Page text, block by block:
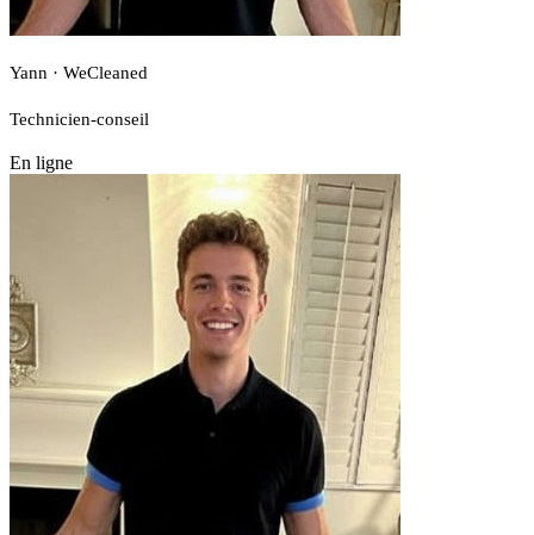
Yann · WeCleaned
Technicien-conseil
En ligne